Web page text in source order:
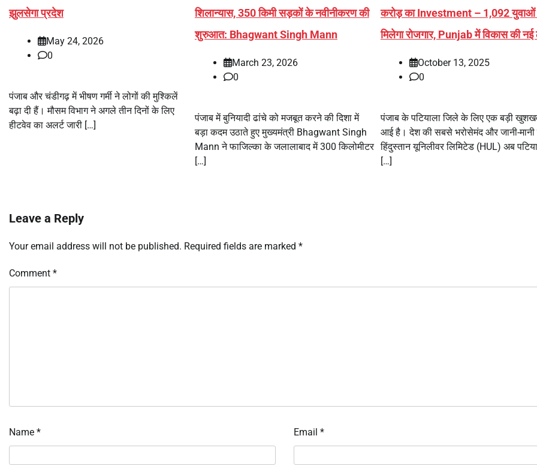
झुलसेगा प्रदेश
May 24, 2026
0
पंजाब और चंडीगढ़ में भीषण गर्मी ने लोगों की मुश्किलें
बढ़ा दी हैं। मौसम विभाग ने अगले तीन दिनों के लिए
हीटवेव का अलर्ट जारी […]
शिलान्यास, 350 किमी सड़कों के नवीनीकरण की
शुरुआत: Bhagwant Singh Mann
March 23, 2026
0
पंजाब में बुनियादी ढांचे को मजबूत करने की दिशा में
बड़ा कदम उठाते हुए मुख्यमंत्री Bhagwant Singh
Mann ने फाजिल्का के जलालाबाद में 300 किलोमीटर
[…]
करोड़ का Investment – 1,092 युवाओं
मिलेगा रोजगार, Punjab में विकास की
October 13, 2025
0
पंजाब के पटियाला जिले के लिए एक बड़ी
आई है। देश की सबसे भरोसेमंद और जानी-मानी
हिंदुस्तान यूनिलीवर लिमिटेड (HUL) अब
[…]
Leave a Reply
Your email address will not be published. Required fields are marked *
Comment *
Name * Email *